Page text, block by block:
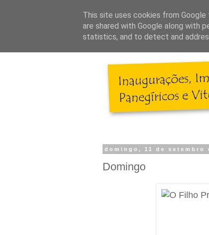
domingo, 11 de setembro
Domingo
This site uses cookies from
are shared with Google along with
statistics, and to detect and